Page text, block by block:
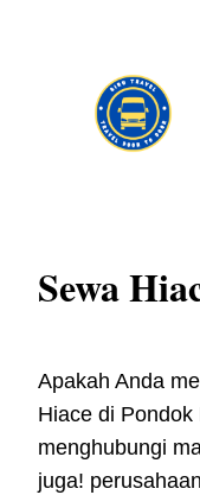
Sewa
Apakah Anda
Hiace di
menghubungi
juga!